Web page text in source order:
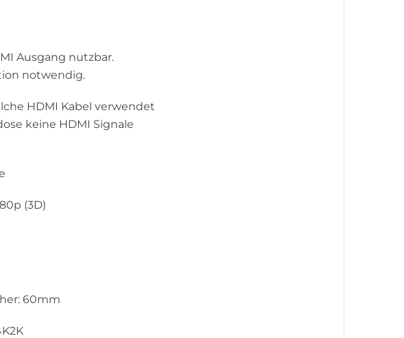
Ausgang nutzbar.
notwendig.
HDMI Kabel verwendet
keine HDMI Signale
(3D)
60mm